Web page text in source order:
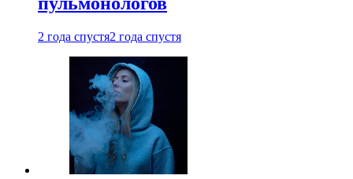
2 года спустя2 года спустя